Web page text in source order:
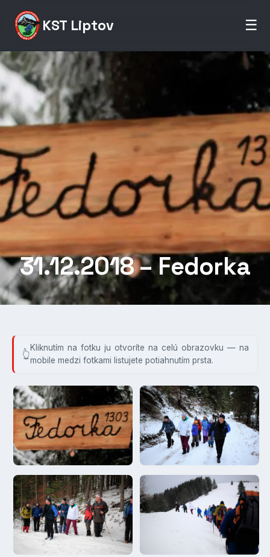
KST Liptov ☰
31.12.2018 – Fedorka
Kliknutím na fotku ju otvoríte na celú obrazovku — na
mobile medzi fotkami listujete potiahnutím prsta.